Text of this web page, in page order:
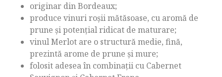
originar din Bordeaux;
produce vinuri roșii mătăsoase, cu aromă de
prune și potențial ridicat de maturare;
vinul Merlot are o structură medie, fină,
prezintă arome de prune și mure;
folosit adesea în combinații cu Cabernet